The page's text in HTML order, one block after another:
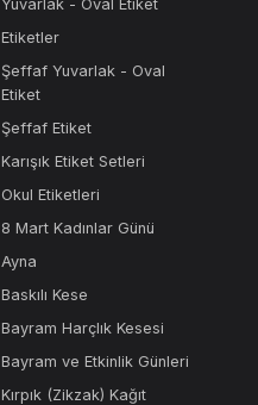
Yuvarlak - Oval Etiket
Etiketler
Şeffaf Yuvarlak - Oval
Etiket
Şeffaf Etiket
Karışık Etiket Setleri
Okul Etiketleri
8 Mart Kadınlar Günü
Ayna
Baskılı Kese
Bayram Harçlık Kesesi
Bayram ve Etkinlik Günleri
Kırpık (Zikzak) Kağıt